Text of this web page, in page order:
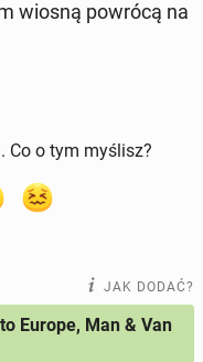
wiosną powrócą na
Co o tym myślisz?
JAK DODAĆ?
Europe, Man & Van